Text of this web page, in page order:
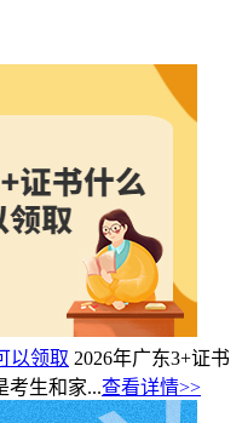
以领取 2026年广东3+证书
考生和家...查看详情>>